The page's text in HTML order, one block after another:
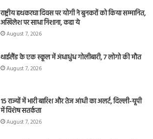
राष्ट्रीय हथकरघा दिवस पर योगी ने बुनकरों को किया सम्मानित,
अखिलेश पर साधा निशाना, कहा ये
August 7, 2026
थाईलैंड के एक स्कूल में अंधाधुंध गोलीबारी, 7 लोगो की मौत
August 7, 2026
15 राज्यों में भारी बारिश और तेज आंधी का अलर्ट, दिल्ली-यूपी
में विशेष सतर्कता
August 7, 2026